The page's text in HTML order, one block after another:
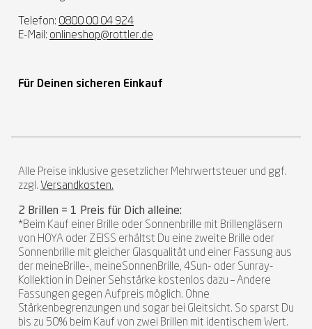
Telefon: 0800 00 04 924
E-Mail: onlineshop@rottler.de
Für Deinen sicheren Einkauf
Alle Preise inklusive gesetzlicher Mehrwertsteuer und ggf.
zzgl. Versandkosten.
2 Brillen = 1 Preis für Dich alleine:
*Beim Kauf einer Brille oder Sonnenbrille mit Brillengläsern
von HOYA oder ZEISS erhältst Du eine zweite Brille oder
Sonnenbrille mit gleicher Glasqualität und einer Fassung aus
der meineBrille-, meineSonnenBrille, 4Sun- oder Sunray-
Kollektion in Deiner Sehstärke kostenlos dazu – Andere
Fassungen gegen Aufpreis möglich. Ohne
Stärkenbegrenzungen und sogar bei Gleitsicht. So sparst Du
bis zu 50% beim Kauf von zwei Brillen mit identischem Wert.